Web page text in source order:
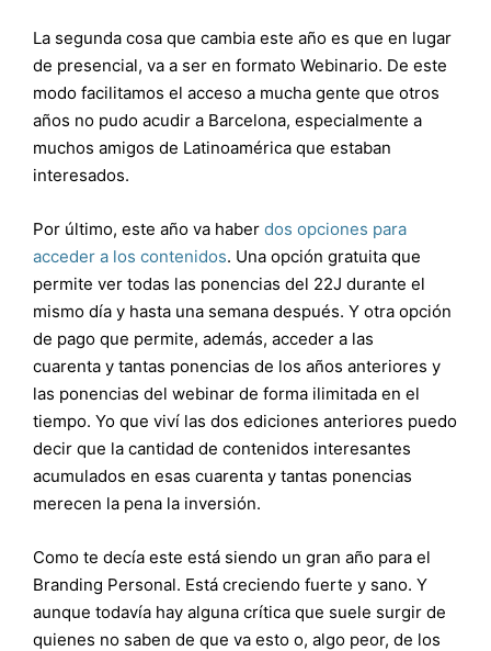
La segunda cosa que cambia este año es que en lugar
de presencial, va a ser en formato Webinario. De este
modo facilitamos el acceso a mucha gente que otros
años no pudo acudir a Barcelona, especialmente a
muchos amigos de Latinoamérica que estaban
interesados.
Por último, este año va haber dos opciones para
acceder a los contenidos. Una opción gratuita que
permite ver todas las ponencias del 22J durante el
mismo día y hasta una semana después. Y otra opción
de pago que permite, además, acceder a las
cuarenta y tantas ponencias de los años anteriores y
las ponencias del webinar de forma ilimitada en el
tiempo. Yo que viví las dos ediciones anteriores puedo
decir que la cantidad de contenidos interesantes
acumulados en esas cuarenta y tantas ponencias
merecen la pena la inversión.
Como te decía este está siendo un gran año para el
Branding Personal. Está creciendo fuerte y sano. Y
aunque todavía hay alguna crítica que suele surgir de
quienes no saben de que va esto o, algo peor, de los